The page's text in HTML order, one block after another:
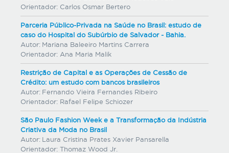
Orientador: Carlos Osmar Bertero
Parceria Público-Privada na Saúde no Brasil: estudo de
caso do Hospital do Subúrbio de Salvador - Bahia.
Autor: Mariana Baleeiro Martins Carrera
Orientador: Ana Maria Malik
Restrição de Capital e as Operações de Cessão de
Crédito: um estudo com bancos brasileiros
Autor: Fernando Vieira Fernandes Ribeiro
Orientador: Rafael Felipe Schiozer
São Paulo Fashion Week e a Transformação da Indústria
Criativa da Moda no Brasil
Autor: Laura Cristina Prates Xavier Pansarella
Orientador: Thomaz Wood Jr.